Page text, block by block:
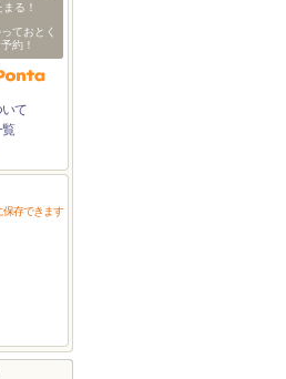
まる！
ておとく
約！
て
保存できます